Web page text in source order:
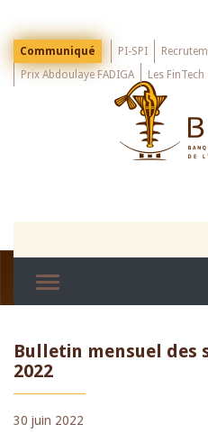
main
content
Menu
Top
Communiqué PI-SPI
Prix Abdoulaye FADIGA
Les
Bulletin mensuel des
2022
30 juin 2022